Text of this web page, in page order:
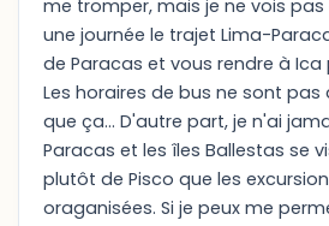
me tromper, mais je ne vois
une journée le trajet Lima-
de Paracas et vous rendre à Ica
Les horaires de bus ne sont
que ça... D'autre part, je n'ai
Paracas et les îles Ballestas se
plutôt de Pisco que les
oraganisées. Si je peux me